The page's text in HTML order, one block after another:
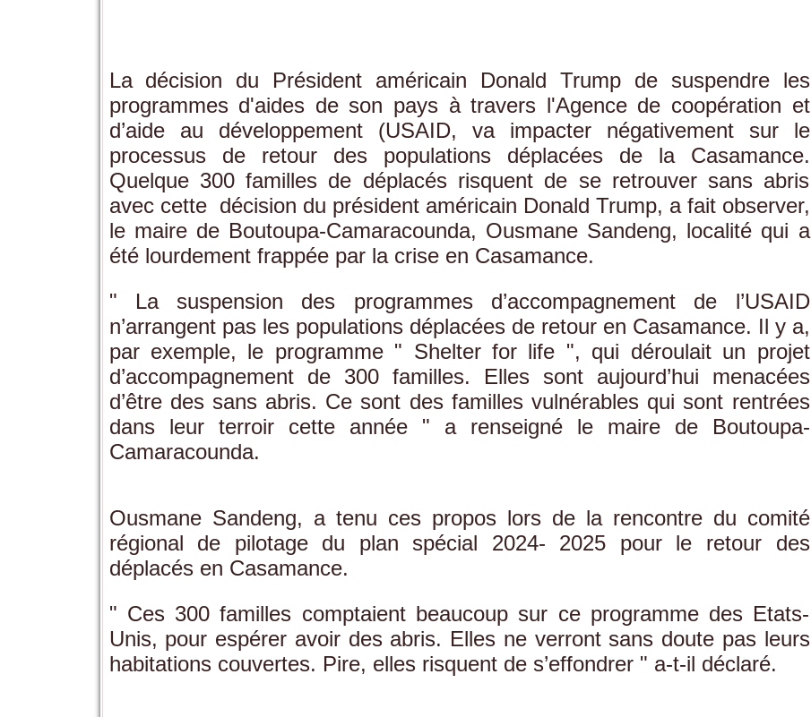
La décision du Président américain Donald Trump de suspendre les
programmes d'aides de son pays à travers l'Agence de coopération et
d’aide au développement (USAID, va impacter négativement sur le
processus de retour des populations déplacées de la Casamance.
Quelque 300 familles de déplacés risquent de se retrouver sans abris
avec cette décision du président américain Donald Trump, a fait observer,
le maire de Boutoupa-Camaracounda, Ousmane Sandeng, localité qui a
été lourdement frappée par la crise en Casamance.
" La suspension des programmes d’accompagnement de l’USAID
n’arrangent pas les populations déplacées de retour en Casamance. Il y a,
par exemple, le programme " Shelter for life ", qui déroulait un projet
d’accompagnement de 300 familles. Elles sont aujourd’hui menacées
d’être des sans abris. Ce sont des familles vulnérables qui sont rentrées
dans leur terroir cette année " a renseigné le maire de Boutoupa-
Camaracounda.
Ousmane Sandeng, a tenu ces propos lors de la rencontre du comité
régional de pilotage du plan spécial 2024- 2025 pour le retour des
déplacés en Casamance.
" Ces 300 familles comptaient beaucoup sur ce programme des Etats-
Unis, pour espérer avoir des abris. Elles ne verront sans doute pas leurs
habitations couvertes. Pire, elles risquent de s’effondrer " a-t-il déclaré.